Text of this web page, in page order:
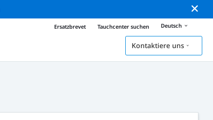
Ersatzbrevet Tauchcenter suchen Deutsch
Kontaktiere uns